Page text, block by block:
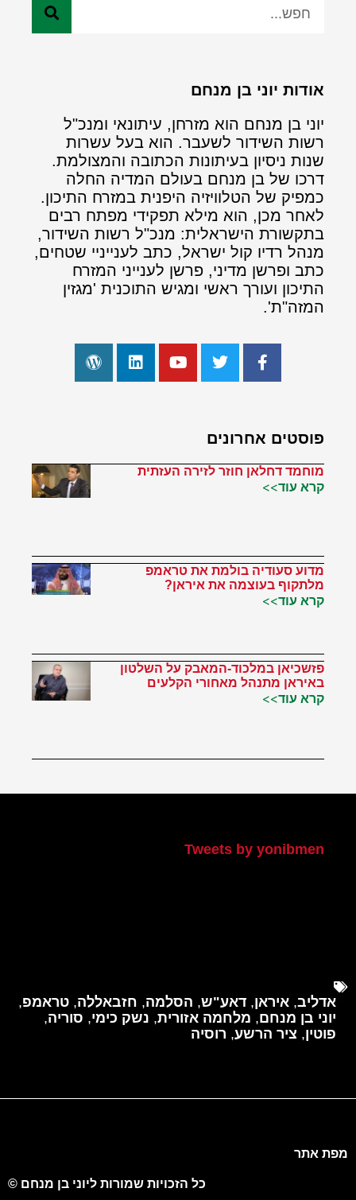
אודות יוני בן מנחם
יוני בן מנחם הוא מזרחן, עיתונאי ומנכ"ל
רשות השידור לשעבר. הוא בעל עשרות
שנות ניסיון בעיתונות הכתובה והמצולמת.
דרכו של בן מנחם בעולם המדיה החלה
כמפיק של הטלוויזיה היפנית במזרח התיכון.
לאחר מכן, הוא מילא תפקידי מפתח רבים
בתקשורת הישראלית: מנכ"ל רשות השידור,
מנהל רדיו קול ישראל, כתב לענייניי שטחים,
כתב ופרשן מדיני, פרשן לענייני המזרח
התיכון ועורך ראשי ומגיש התוכנית 'מגזין
המזה"ת'.
פוסטים אחרונים
מוחמד דחלאן חוזר לזירה העזתית
קרא עוד>>
מדוע סעודיה בולמת את טראמפ
מלתקוף בעוצמה את איראן?
קרא עוד>>
פזשכיאן במלכוד-המאבק על השלטון
באיראן מתנהל מאחורי הקלעים
קרא עוד>>
Tweets by yonibmen
אדליב, איראן, דאע"ש, הסלמה, חזבאללה, טראמפ,
יוני בן מנחם, מלחמה אזורית, נשק כימי, סוריה,
פוטין, ציר הרשע, רוסיה
מפת אתר
כל הזכויות שמורות ליוני בן מנחם ©